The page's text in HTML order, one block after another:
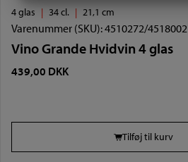
4 glas 34 cl. 21,1 cm
Varenummer (SKU):4510272/4518002
Vino Grande Hvidvin 4 glas
439,00 DKK
Tilføj til kurv